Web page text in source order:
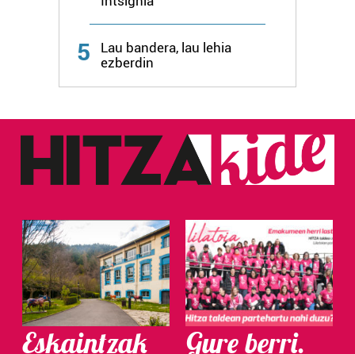
Webgune honek cookie propioak eta hirugarrenen cookie-
zerbitzuak hobetzeko asmoz, cookie teknologiaz
baliatzen gara. Ohar hau onartuz gero, teknologia hori
erabiltzeko baimen esplizitua ematen diguzu.Gehiago
5
Lau bandera, lau lehia
ezberdin
Eskaintzak Gure berri.